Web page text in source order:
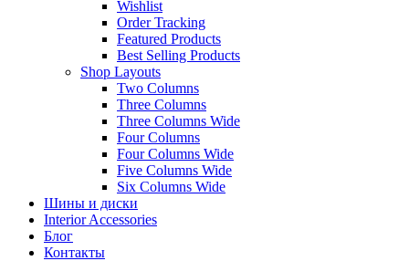
Wishlist
Order Tracking
Featured Products
Best Selling Products
Shop Layouts
Two Columns
Three Columns
Three Columns Wide
Four Columns
Four Columns Wide
Five Columns Wide
Six Columns Wide
Шины и диски
Interior Accessories
Блог
Контакты